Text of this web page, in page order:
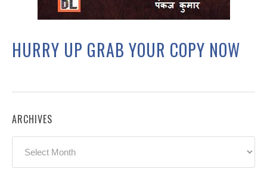
HURRY UP GRAB YOUR COPY NOW
ARCHIVES